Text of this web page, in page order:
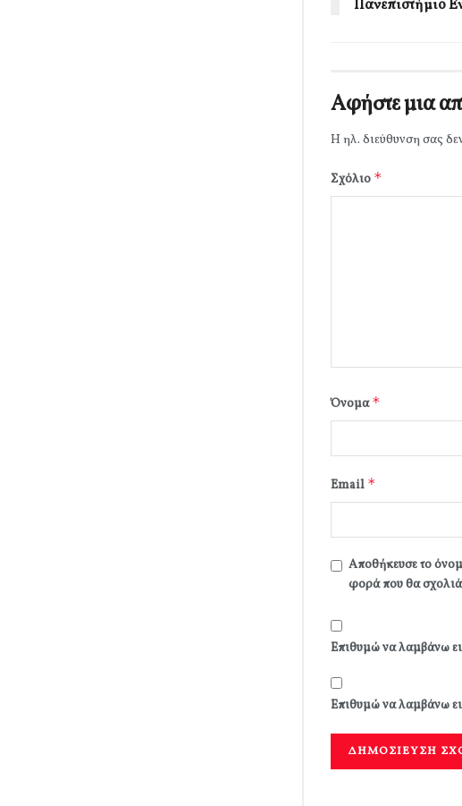
Πανεπιστήμιο
Αφήστε μια
Η ηλ. διεύθυνση σας
Σχόλιο *
Όνομα*
Email *
Αποθήκευσε το
φορά που θα
Επιθυμώ να λαμβάνω
Επιθυμώ να λαμβάνω